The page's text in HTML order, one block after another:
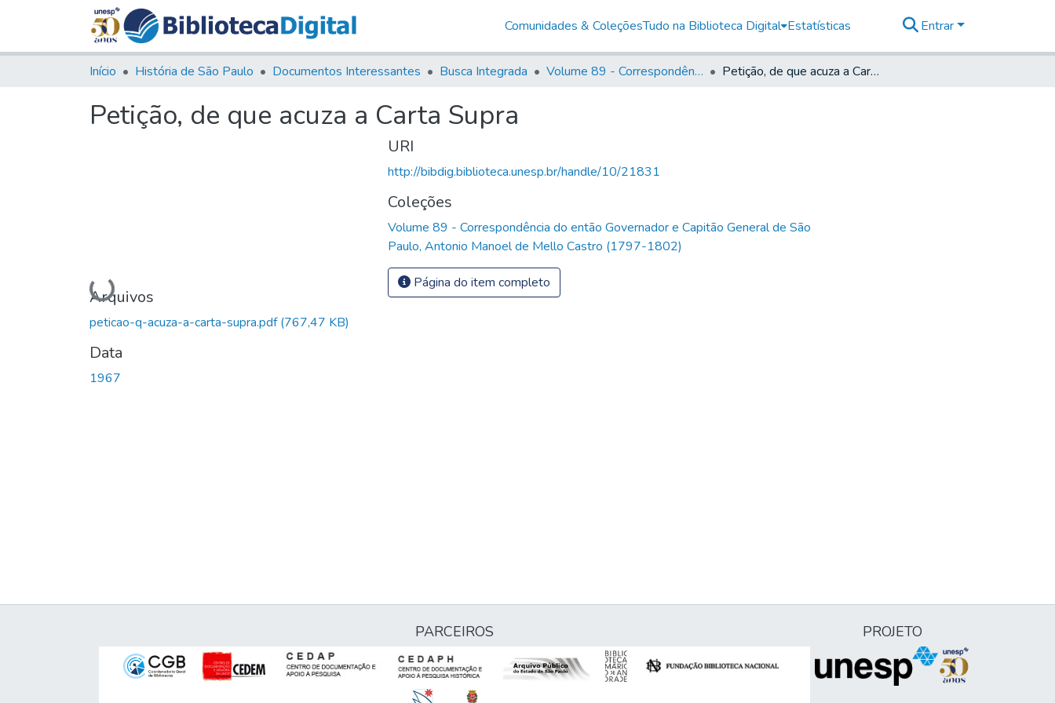
Comunidades & ColeçõesTudo na Biblioteca Digital Estatísticas Entrar
Início História de São Paulo Documentos Interessantes Busca Integrada Volume 89 - Correspondência do então Governador e Capitão General de São Paulo, Antonio Manoel de Mello Castro (1797-1802) Petição, de que acuza a Carta Supra
Petição, de que acuza a Carta Supra
Carregando...
Arquivos
peticao-q-acuza-a-carta-supra.pdf(767,47 KB)
Data
1967
URI
http://bibdig.biblioteca.unesp.br/handle/10/21831
Coleções
Volume 89 - Correspondência do então Governador e Capitão General de São
Paulo, Antonio Manoel de Mello Castro (1797-1802)
Página do item completo
PARCEIROS PROJETO